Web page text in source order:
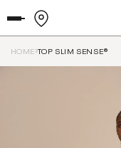
HOME TOP SLIM SENSE®